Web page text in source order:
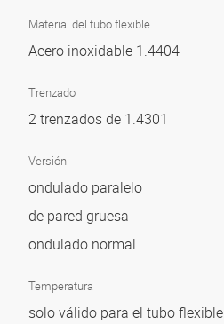
Material del tubo flexible
Acero inoxidable 1.4404
Trenzado
2 trenzados de 1.4301
Versión
ondulado paralelo
de pared gruesa
ondulado normal
Temperatura
solo válido para el tubo flexible